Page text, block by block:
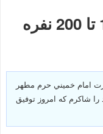
امام خميني حرم مطهر
شاکرم که امروز توفيق